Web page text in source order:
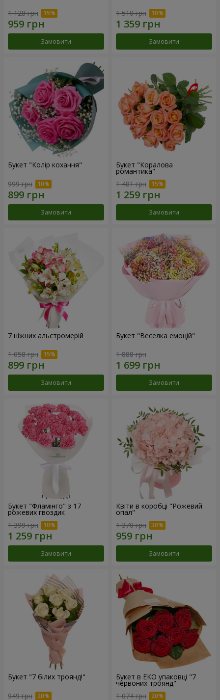
1 128 грн
Замовити
1 510 грн
Замовити
Букет "Колір кохання"
999 грн
Замовити
Букет "Коралова
романтика"
1 481 грн
Замовити
7 ніжних альстромерій
1 058 грн
Замовити
Букет "Веселка емоцій"
1 888 грн
Замовити
Букет "Фламінго" з 17
рожевих гвоздик
1 399 грн
Замовити
Квіти в коробці "Рожевий
опал"
1 370 грн
Замовити
Букет "7 білих троянд!"
949 грн
Букет в ЕКО упаковці "7
червоних троянд"
1 074 грн